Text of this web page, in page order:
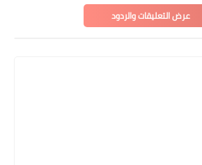
عرض التعليقات والردود